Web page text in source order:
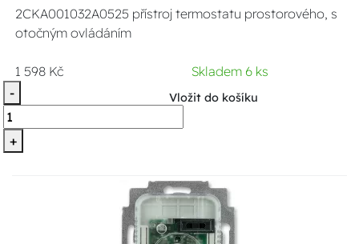
2CKA001032A0525 přístroj termostatu prostorového, s
otočným ovládáním
1 598 Kč
Skladem 6 ks
-
+
Vložit do košíku